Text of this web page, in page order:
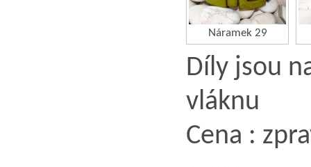
Náramek 29
Díly jsou
vláknu
Cena :